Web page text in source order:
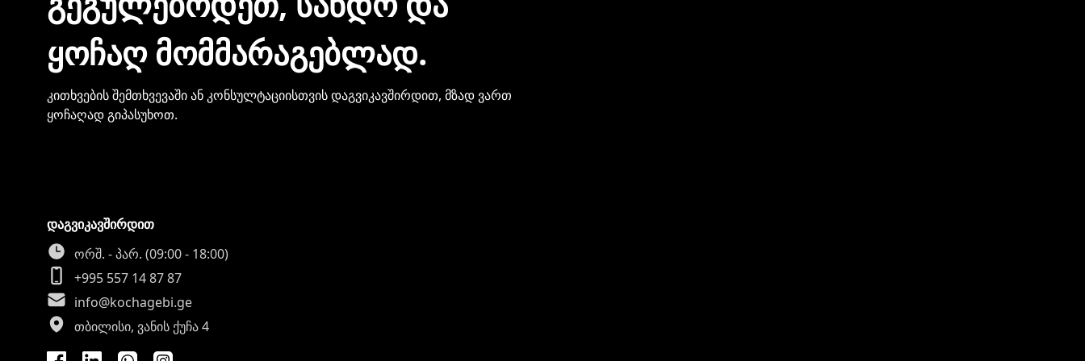
ᲧᲝᲩᲐᲦ ᲛᲝᲛᲛᲐᲠᲐᲒᲔᲑᲚᲐᲓ.
კითხვების შემთხვევაში ან კონსულტაციისთვის დაგვიკავშირდით, მზად ვართ
ყოჩაღად გიპასუხოთ.
დაგვიკავშირდით
ორშ. - პარ. (09:00 - 18:00)
+995 557 14 87 87
info@kochagebi.ge
თბილისი, ვანის ქუჩა 4